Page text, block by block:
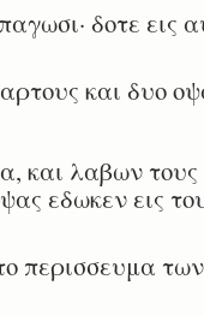
δοτε εις
και δυο
και λαβων
εδωκεν εις
περισσευμα